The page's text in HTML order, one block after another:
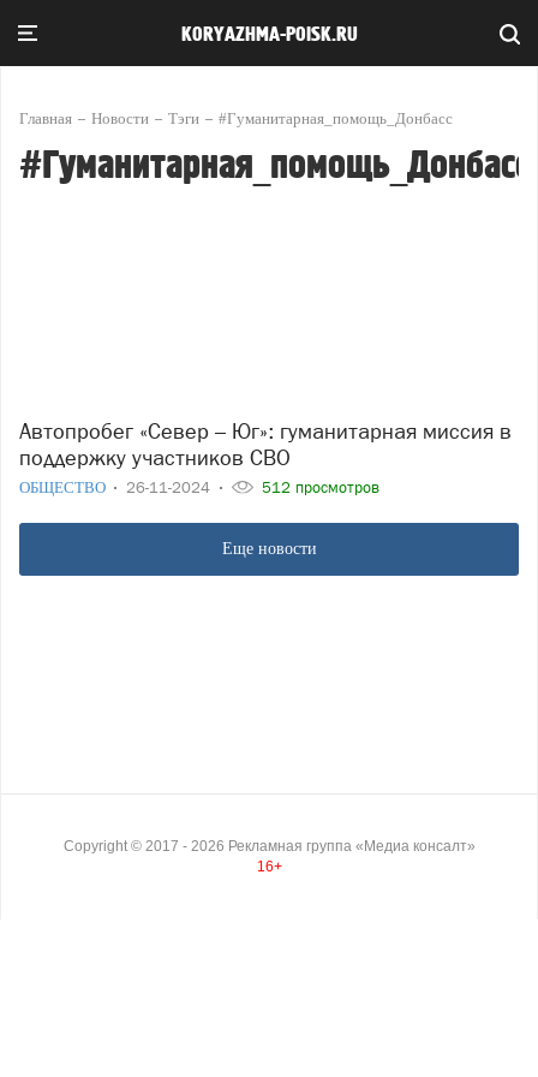
KORYAZHMA-POISK.RU
Главная Новости Тэги #Гуманитарная_помощь_Донбасс
#Гуманитарная_помощь_Донбасс
Автопробег «Север – Юг»: гуманитарная миссия в
поддержку участников СВО
ОБЩЕСТВО 26-11-2024 512 просмотров
Еще новости
Copyright © 2017 - 2026 Рекламная группа «Медиа консалт»
16+